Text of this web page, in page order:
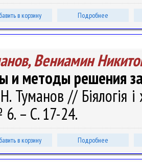
в корзину Подробнее
Вениамин
и методы решения
Туманов // Біялогія
– С. 17-24.
в корзину Подробнее